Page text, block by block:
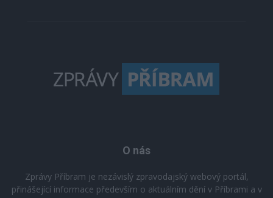
O nás
Zprávy Příbram je nezávislý zpravodajský webový portál,
přinášející informace především o aktuálním dění v Příbrami a v